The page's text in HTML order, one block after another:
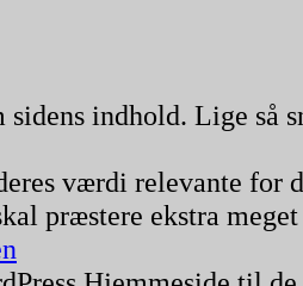
sidens indhold. Lige så
værdi relevante for
præstere ekstra